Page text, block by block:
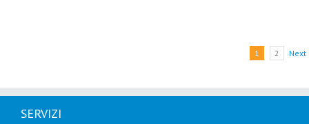
1 2 Next
SERVIZI